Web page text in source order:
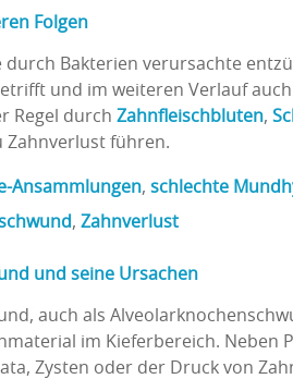
Folgen
durch Bakterien verursachte
und im weiteren Verlauf
Regel durch Zahnfleischbluten,
Zahnverlust führen.
Ansammlungen, schlechte
, Zahnverlust
und seine Ursachen
auch als
im Kieferbereich. Neben
Zysten oder der Druck von